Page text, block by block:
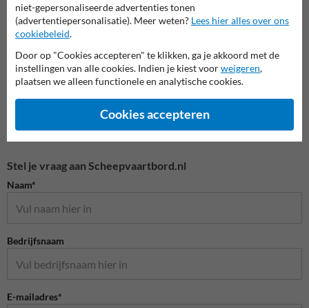
Scheepvaartborden BPR
Stel je vraag aan Scheepvaartbord.nl
Naam*
Bedrijfsnaam
E-mailadres*
niet-gepersonaliseerde advertenties tonen
(advertentiepersonalisatie). Meer weten? Lees hier alles over ons
cookiebeleid.
Door op "Cookies accepteren" te klikken, ga je akkoord met de
instellingen van alle cookies. Indien je kiest voorweigeren,
plaatsen we alleen functionele en analytische cookies.
Cookies accepteren